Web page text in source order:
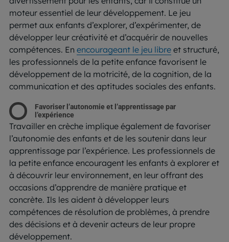
moteur essentiel de leur développement. Le jeu
permet aux enfants d’explorer, d’expérimenter, de
développer leur créativité et d’acquérir de nouvelles
compétences. En encourageant le jeu libre et structuré,
les professionnels de la petite enfance favorisent le
développement de la motricité, de la cognition, de la
communication et des aptitudes sociales des enfants.
Favoriser l’autonomie et l’apprentissage par
l’expérience
Travailler en crèche implique également de favoriser
l’autonomie des enfants et de les soutenir dans leur
apprentissage par l’expérience. Les professionnels de
la petite enfance encouragent les enfants à explorer et
à découvrir leur environnement, en leur offrant des
occasions d’apprendre de manière pratique et
concrète. Ils les aident à développer leurs
compétences de résolution de problèmes, à prendre
des décisions et à devenir acteurs de leur propre
développement.